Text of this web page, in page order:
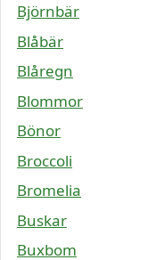
Björnbär
Blåbär
Blåregn
Blommor
Bönor
Broccoli
Bromelia
Buskar
Buxbom